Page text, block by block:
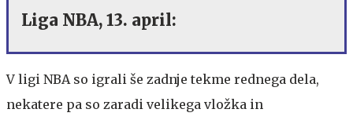
Liga NBA, 13. april:
V ligi NBA so igrali še zadnje tekme rednega dela,
nekatere pa so zaradi velikega vložka in